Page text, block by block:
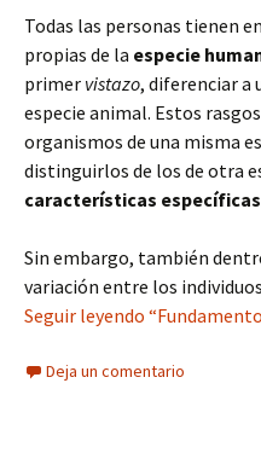
Todas las personas tienen
propias de la especie
primer vistazo, diferenciar a
especie animal. Estos
organismos de una misma
distinguirlos de los de otra
características específicas
Sin embargo, también
variación entre los
Seguir leyendo
Deja un comentario